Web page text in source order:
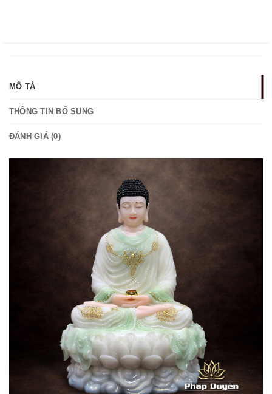
MÔ TẢ
THÔNG TIN BỔ SUNG
ĐÁNH GIÁ (0)